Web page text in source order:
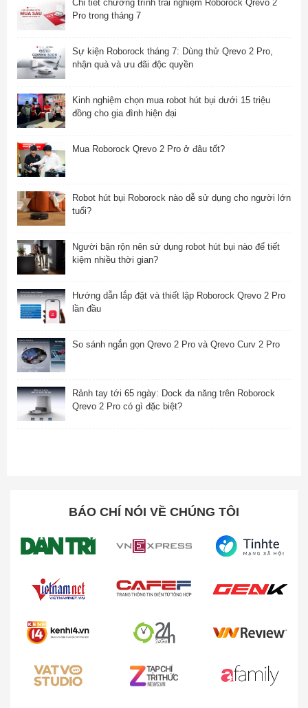
Chi tiết chương trình trải nghiệm Roborock Qrevo 2
Pro trong tháng 7
Sự kiện Roborock tháng 7: Dùng thử Qrevo 2 Pro,
nhận quà và ưu đãi độc quyền
Kinh nghiệm chọn mua robot hút bụi dưới 15 triệu
đồng cho gia đình hiện đại
Mua Roborock Qrevo 2 Pro ở đâu tốt?
Robot hút bụi Roborock nào dễ sử dụng cho người lớn
tuổi?
Người bận rộn nên sử dụng robot hút bụi nào để tiết
kiệm nhiều thời gian?
Hướng dẫn lắp đặt và thiết lập Roborock Qrevo 2 Pro
lần đầu
So sánh ngắn gọn Qrevo 2 Pro và Qrevo Curv 2 Pro
Rảnh tay tới 65 ngày: Dock đa năng trên Roborock
Qrevo 2 Pro có gì đặc biệt?
BÁO CHÍ NÓI VỀ CHÚNG TÔI